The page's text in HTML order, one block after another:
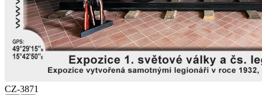
CZ-3871